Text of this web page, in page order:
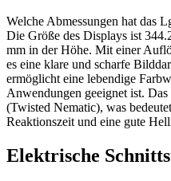
Welche Abmessungen hat das
Die Größe des Displays ist
mm in der Höhe. Mit einer
es eine klare und scharfe
ermöglicht eine lebendige
Anwendungen geeignet ist.
(Twisted Nematic), was
Reaktionszeit und eine gute
Elektrische